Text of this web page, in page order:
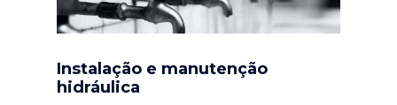
Instalação e manutenção
hidráulica